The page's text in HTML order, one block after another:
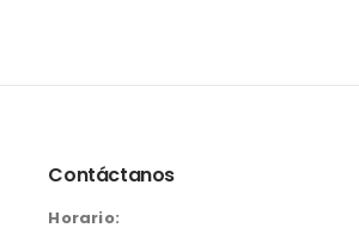
Contáctanos
Horario: